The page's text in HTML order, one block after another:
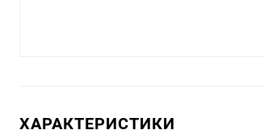
ХАРАКТЕРИСТИКИ